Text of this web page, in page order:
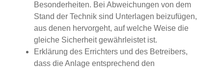
Besonderheiten. Bei Abweichungen von dem
Stand der Technik sind Unterlagen beizufügen,
aus denen hervorgeht, auf welche Weise die
gleiche Sicherheit gewährleistet ist.
Erklärung des Errichters und des Betreibers,
dass die Anlage entsprechend den